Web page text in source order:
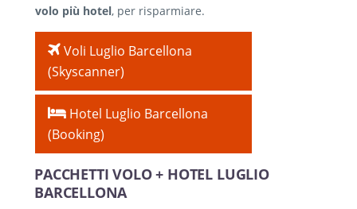
volo più hotel, per risparmiare.
Voli Luglio Barcellona
(Skyscanner)
Hotel Luglio Barcellona
(Booking)
PACCHETTI VOLO + HOTEL LUGLIO
BARCELLONA